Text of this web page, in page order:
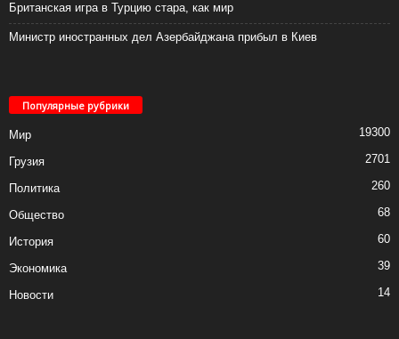
Британская игра в Турцию стара, как мир
Министр иностранных дел Азербайджана прибыл в Киев
Популярные рубрики
Мир 19300
Грузия 2701
Политика 260
Общество 68
История 60
Экономика 39
Новости 14